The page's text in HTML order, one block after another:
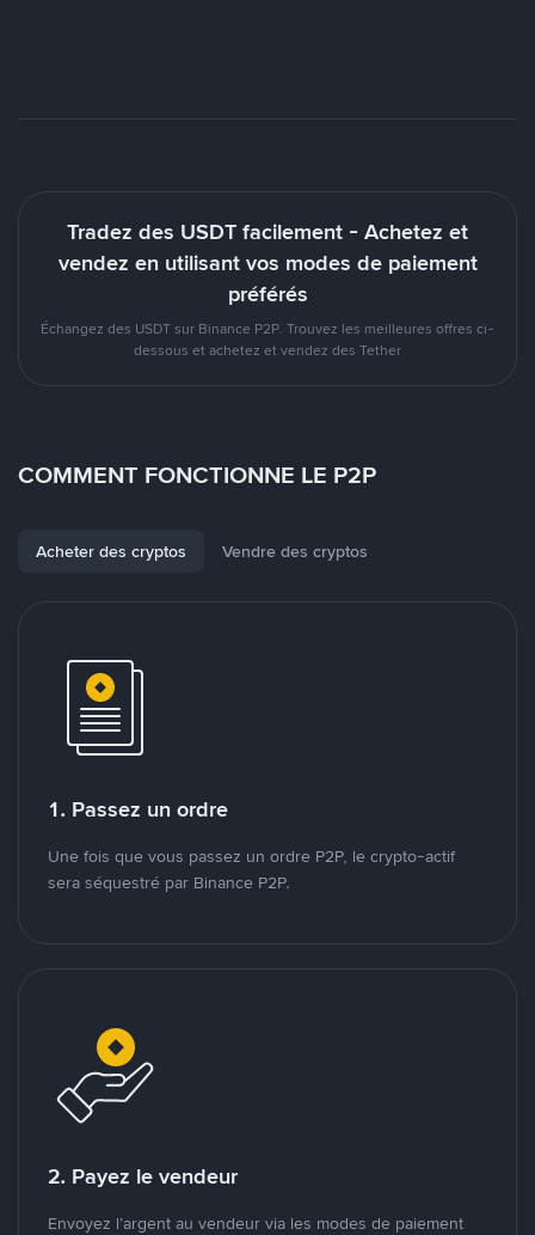
Tradez des USDT facilement - Achetez et
vendez en utilisant vos modes de paiement
préférés
Échangez des USDT sur Binance P2P. Trouvez les meilleures offres ci-
dessous et achetez et vendez des Tether
COMMENT FONCTIONNE LE P2P
Acheter des cryptos Vendre des cryptos
1. Passez un ordre
Une fois que vous passez un ordre P2P, le crypto-actif
sera séquestré par Binance P2P.
2. Payez le vendeur
Envoyez l’argent au vendeur via les modes de paiement